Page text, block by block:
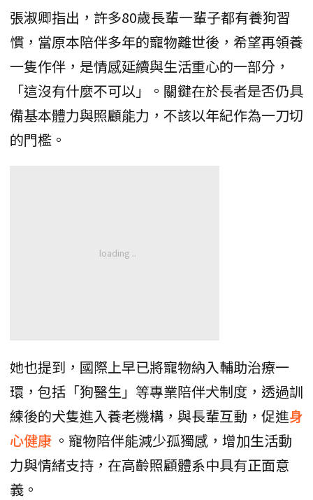
張淑卿指出，許多80歲長輩一輩子都有養狗習
慣，當原本陪伴多年的寵物離世後，希望再領養
一隻作伴，是情感延續與生活重心的一部分，
「這沒有什麼不可以」。關鍵在於長者是否仍具
備基本體力與照顧能力，不該以年紀作為一刀切
的門檻。
她也提到，國際上早已將寵物納入輔助治療一
環，包括「狗醫生」等專業陪伴犬制度，透過訓
練後的犬隻進入養老機構，與長輩互動，促進身
心健康 。寵物陪伴能減少孤獨感，增加生活動
力與情緒支持，在高齡照顧體系中具有正面意
義。